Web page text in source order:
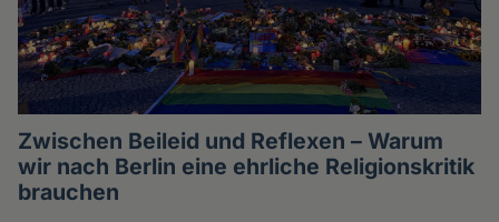
Zwischen Beileid und Reflexen – Warum
wir nach Berlin eine ehrliche Religionskritik
brauchen